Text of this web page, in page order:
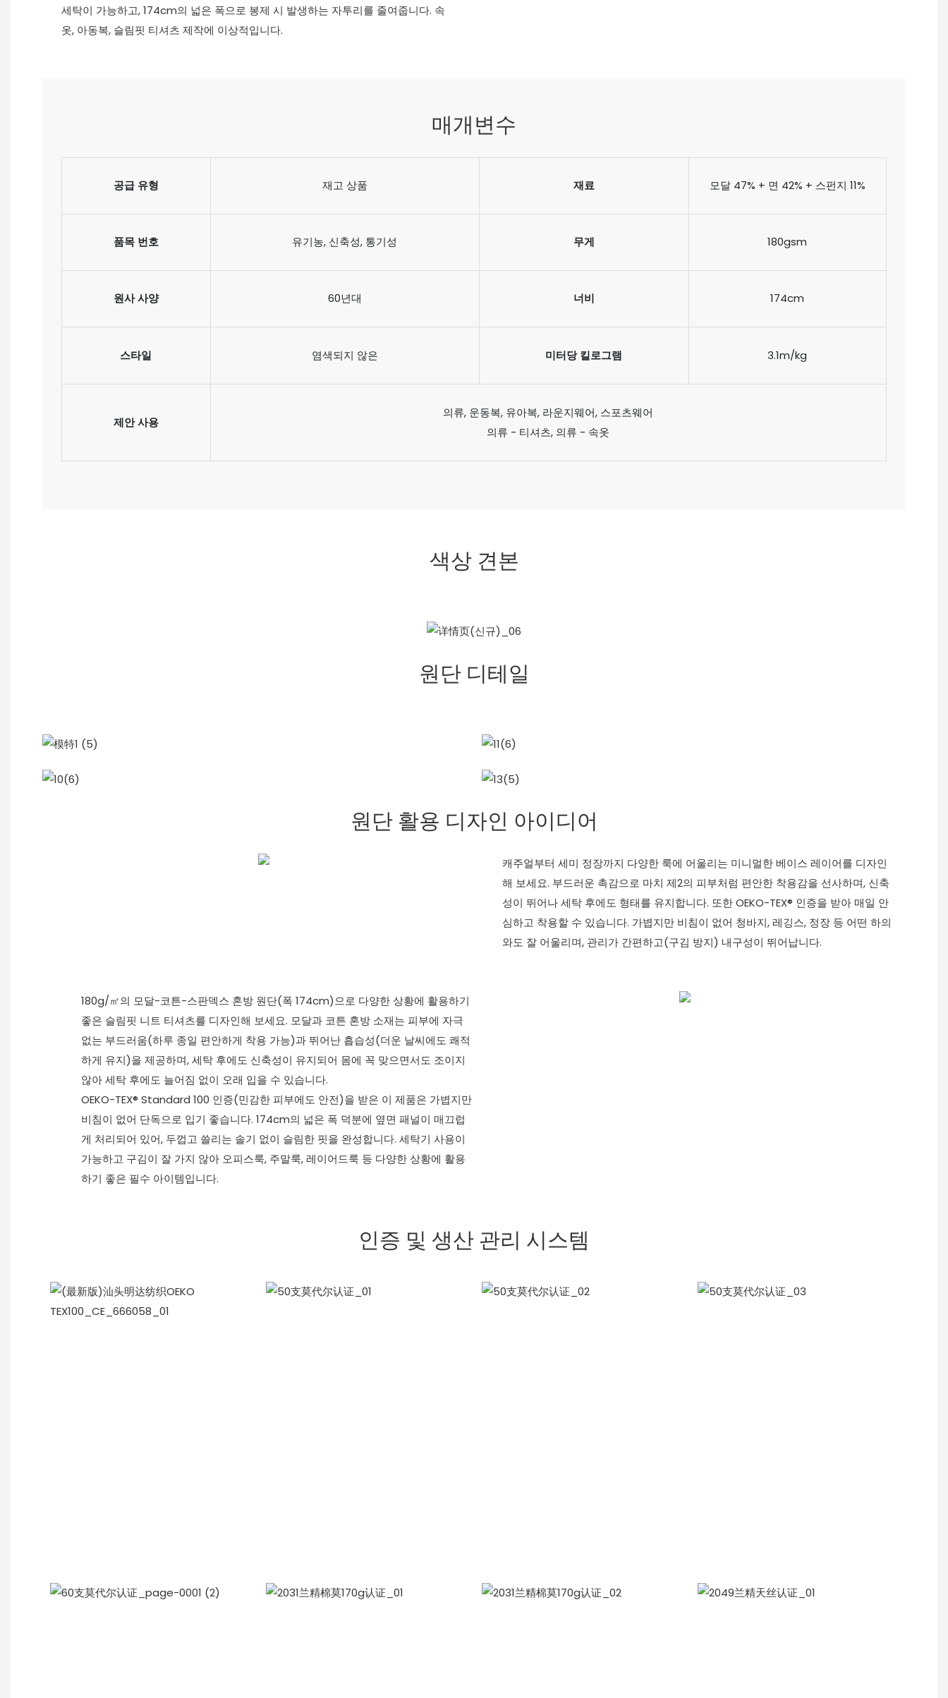
세탁이 가능하고, 174cm의 넓은 폭으로 봉제 시 발생하는 자투리를 줄여줍니다. 속
옷, 아동복, 슬림핏 티셔츠 제작에 이상적입니다.
매개변수
공급 유형 재고 상품 재료 모달 47% + 면 42% + 스펀지 11%
품목 번호 유기농, 신축성, 통기성 무게 180gsm
원사 사양 60년대 너비 174cm
스타일 염색되지 않은 미터당 킬로그램 3.1m/kg
제안 사용
의류, 운동복, 유아복, 라운지웨어, 스포츠웨어
의류 - 티셔츠, 의류 - 속옷
색상 견본
원단 디테일
원단 활용 디자인 아이디어
캐주얼부터 세미 정장까지 다양한 룩에 어울리는 미니멀한 베이스 레이어를 디자인
해 보세요. 부드러운 촉감으로 마치 제2의 피부처럼 편안한 착용감을 선사하며, 신축
성이 뛰어나 세탁 후에도 형태를 유지합니다. 또한 OEKO-TEX® 인증을 받아 매일 안
심하고 착용할 수 있습니다. 가볍지만 비침이 없어 청바지, 레깅스, 정장 등 어떤 하의
와도 잘 어울리며, 관리가 간편하고(구김 방지) 내구성이 뛰어납니다.
180g/㎡의 모달-코튼-스판덱스 혼방 원단(폭 174cm)으로 다양한 상황에 활용하기
좋은 슬림핏 니트 티셔츠를 디자인해 보세요. 모달과 코튼 혼방 소재는 피부에 자극
없는 부드러움(하루 종일 편안하게 착용 가능)과 뛰어난 흡습성(더운 날씨에도 쾌적
하게 유지)을 제공하며, 세탁 후에도 신축성이 유지되어 몸에 꼭 맞으면서도 조이지
않아 세탁 후에도 늘어짐 없이 오래 입을 수 있습니다.
OEKO-TEX® Standard 100 인증(민감한 피부에도 안전)을 받은 이 제품은 가볍지만
비침이 없어 단독으로 입기 좋습니다. 174cm의 넓은 폭 덕분에 옆면 패널이 매끄럽
게 처리되어 있어, 두껍고 쓸리는 솔기 없이 슬림한 핏을 완성합니다. 세탁기 사용이
가능하고 구김이 잘 가지 않아 오피스룩, 주말룩, 레이어드룩 등 다양한 상황에 활용
하기 좋은 필수 아이템입니다.
인증 및 생산 관리 시스템